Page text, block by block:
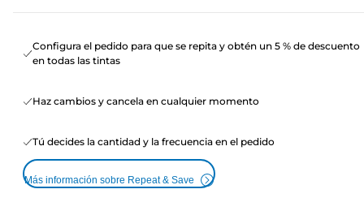
Configura el pedido para que se repita y obtén un 5 % de descuento
en todas las tintas
Haz cambios y cancela en cualquier momento
Tú decides la cantidad y la frecuencia en el pedido
Más información sobre Repeat & Save